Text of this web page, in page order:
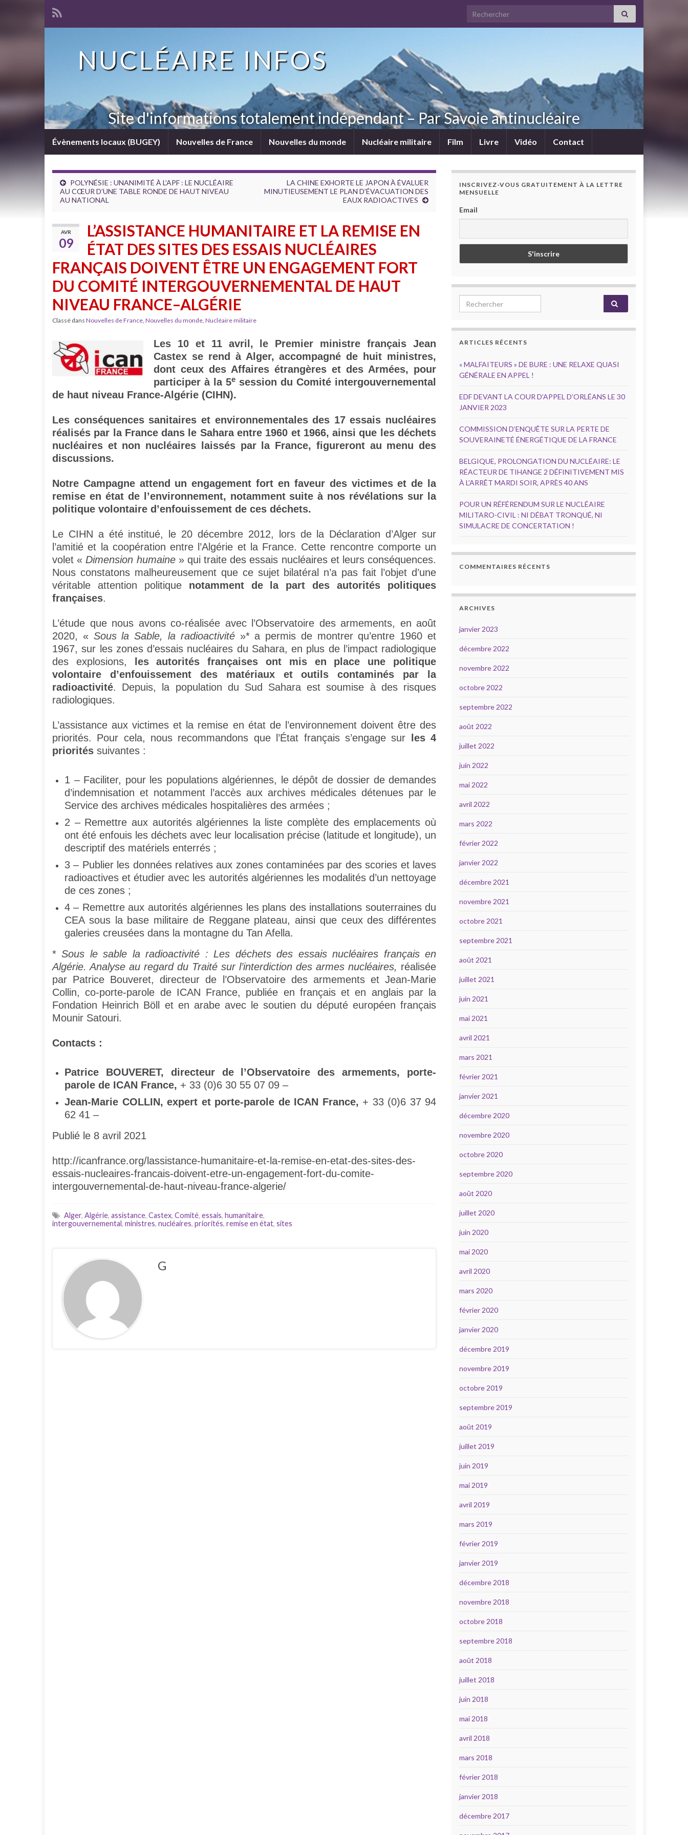
Search for:
NUCLÉAIRE INFOS
Site d'informations totalement indépendant – Par Savoie antinucléaire
Évènements locaux (BUGEY) Nouvelles de France Nouvelles du monde Nucléaire militaire Film Livre Vidéo Contact
POLYNÉSIE : UNANIMITÉ À L’APF : LE NUCLÉAIRE
AU CŒUR D’UNE TABLE RONDE DE HAUT NIVEAU
AU NATIONAL
LA CHINE EXHORTE LE JAPON À ÉVALUER
MINUTIEUSEMENT LE PLAN D’ÉVACUATION DES
EAUX RADIOACTIVES
AVR
09
L’ASSISTANCE HUMANITAIRE ET LA REMISE EN
ÉTAT DES SITES DES ESSAIS NUCLÉAIRES
FRANÇAIS DOIVENT ÊTRE UN ENGAGEMENT FORT
DU COMITÉ INTERGOUVERNEMENTAL DE HAUT
NIVEAU FRANCE–ALGÉRIE
Classé dans Nouvelles de France, Nouvelles du monde, Nucléaire militaire
Les 10 et 11 avril, le Premier ministre français Jean
Castex se rend à Alger, accompagné de huit ministres,
dont ceux des Affaires étrangères et des Armées, pour
participer à la 5e session du Comité intergouvernemental
de haut niveau France-Algérie (CIHN).
Les conséquences sanitaires et environnementales des 17 essais nucléaires
réalisés par la France dans le Sahara entre 1960 et 1966, ainsi que les déchets
nucléaires et non nucléaires laissés par la France, figureront au menu des
discussions.
Notre Campagne attend un engagement fort en faveur des victimes et de la
remise en état de l’environnement, notamment suite à nos révélations sur la
politique volontaire d’enfouissement de ces déchets.
Le CIHN a été institué, le 20 décembre 2012, lors de la Déclaration d’Alger sur
l’amitié et la coopération entre l’Algérie et la France. Cette rencontre comporte un
volet « Dimension humaine» qui traite des essais nucléaires et leurs conséquences.
Nous constatons malheureusement que ce sujet bilatéral n’a pas fait l’objet d’une
véritable attention politique notamment de la part des autorités politiques
françaises.
L’étude que nous avons co-réalisée avec l’Observatoire des armements, en août
2020, « Sous la Sable, la radioactivité »* a permis de montrer qu’entre 1960 et
1967, sur les zones d’essais nucléaires du Sahara, en plus de l’impact radiologique
des explosions,
les autorités françaises ont mis en place une politique
volontaire d’enfouissement des matériaux et outils contaminés par la
radioactivité. Depuis, la population du Sud Sahara est soumise à des risques
radiologiques.
L’assistance aux victimes et la remise en état de l’environnement doivent être des
priorités. Pour cela, nous recommandons que l’État français s’engage sur
les 4
priorités suivantes :
1 – Faciliter, pour les populations algériennes, le dépôt de dossier de demandes
d’indemnisation et notamment l’accès aux archives médicales détenues par le
Service des archives médicales hospitalières des armées ;
2 – Remettre aux autorités algériennes la liste complète des emplacements où
ont été enfouis les déchets avec leur localisation précise (latitude et longitude), un
descriptif des matériels enterrés ;
3 – Publier les données relatives aux zones contaminées par des scories et laves
radioactives et étudier avec les autorités algériennes les modalités d’un nettoyage
de ces zones ;
4 – Remettre aux autorités algériennes les plans des installations souterraines du
CEA sous la base militaire de Reggane plateau, ainsi que ceux des différentes
galeries creusées dans la montagne du Tan Afella.
*Sous le sable la radioactivité : Les déchets des essais nucléaires français en
Algérie. Analyse au regard du Traité sur l’interdiction des armes nucléaires, réalisée
par Patrice Bouveret, directeur de l’Observatoire des armements et Jean-Marie
Collin, co-porte-parole de ICAN France, publiée en français et en anglais par la
Fondation Heinrich Böll et en arabe avec le soutien du député européen français
Mounir Satouri.
Contacts :
Patrice BOUVERET, directeur de l’Observatoire des armements, porte-
parole de ICAN France, + 33 (0)6 30 55 07 09 –
Jean-Marie COLLIN, expert et porte-parole de ICAN France, + 33 (0)6 37 94
62 41 –
Publié le 8 avril 2021
http://icanfrance.org/lassistance-humanitaire-et-la-remise-en-etat-des-sites-des-
essais-nucleaires-francais-doivent-etre-un-engagement-fort-du-comite-
intergouvernemental-de-haut-niveau-france-algerie/
Alger, Algérie, assistance, Castex, Comité, essais, humanitaire,
intergouvernemental, ministres, nucléaires, priorités, remise en état, sites
G
INSCRIVEZ-VOUS GRATUITEMENT À LA LETTRE
MENSUELLE
Email
Search for:
ARTICLES RÉCENTS
« MALFAITEURS » DE BURE : UNE RELAXE QUASI
GÉNÉRALE EN APPEL !
EDF DEVANT LA COUR D’APPEL D’ORLÉANS LE 30
JANVIER 2023
COMMISSION D’ENQUÊTE SUR LA PERTE DE
SOUVERAINETÉ ÉNERGÉTIQUE DE LA FRANCE
BELGIQUE, PROLONGATION DU NUCLÉAIRE: LE
RÉACTEUR DE TIHANGE 2 DÉFINITIVEMENT MIS
À L’ARRÊT MARDI SOIR, APRÈS 40 ANS
POUR UN RÉFÉRENDUM SUR LE NUCLÉAIRE
MILITARO-CIVIL : NI DÉBAT TRONQUÉ, NI
SIMULACRE DE CONCERTATION !
COMMENTAIRES RÉCENTS
ARCHIVES
janvier 2023
décembre 2022
novembre 2022
octobre 2022
septembre 2022
août 2022
juillet 2022
juin 2022
mai 2022
avril 2022
mars 2022
février 2022
janvier 2022
décembre 2021
novembre 2021
octobre 2021
septembre 2021
août 2021
juillet 2021
juin 2021
mai 2021
avril 2021
mars 2021
février 2021
janvier 2021
décembre 2020
novembre 2020
octobre 2020
septembre 2020
août 2020
juillet 2020
juin 2020
mai 2020
avril 2020
mars 2020
février 2020
janvier 2020
décembre 2019
novembre 2019
octobre 2019
septembre 2019
août 2019
juillet 2019
juin 2019
mai 2019
avril 2019
mars 2019
février 2019
janvier 2019
décembre 2018
novembre 2018
octobre 2018
septembre 2018
août 2018
juillet 2018
juin 2018
mai 2018
avril 2018
mars 2018
février 2018
janvier 2018
décembre 2017